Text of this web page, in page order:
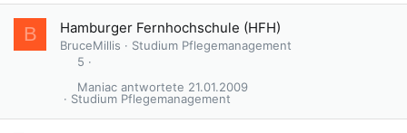
B Hamburger Fernhochschule (HFH)
BruceMillis
Studium Pflegemanagement
5
Studium Pflegemanagement
21.01.2009
Maniac